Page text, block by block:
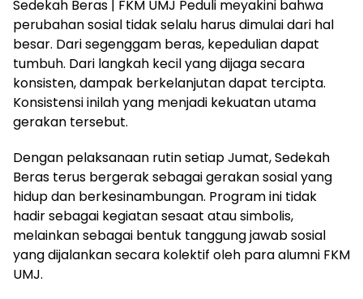
Sedekah Beras | FKM UMJ Peduli meyakini bahwa
perubahan sosial tidak selalu harus dimulai dari hal
besar. Dari segenggam beras, kepedulian dapat
tumbuh. Dari langkah kecil yang dijaga secara
konsisten, dampak berkelanjutan dapat tercipta.
Konsistensi inilah yang menjadi kekuatan utama
gerakan tersebut.
Dengan pelaksanaan rutin setiap Jumat, Sedekah
Beras terus bergerak sebagai gerakan sosial yang
hidup dan berkesinambungan. Program ini tidak
hadir sebagai kegiatan sesaat atau simbolis,
melainkan sebagai bentuk tanggung jawab sosial
yang dijalankan secara kolektif oleh para alumni FKM
UMJ.